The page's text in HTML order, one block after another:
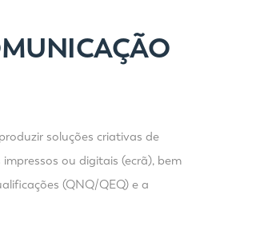
soluções criativas de
ou digitais (ecrã), bem
(QNQ/QEQ) e a